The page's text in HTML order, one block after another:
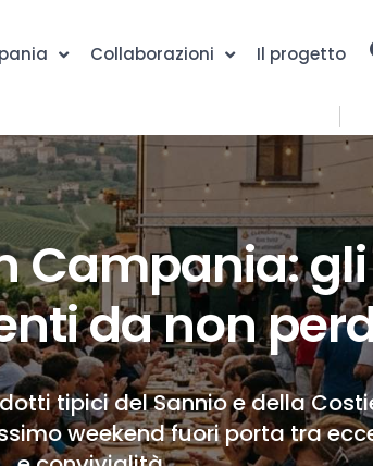
Collaborazioni Il progetto
Campania: gli
da non
tipici del Sannio e della
weekend fuori porta tra